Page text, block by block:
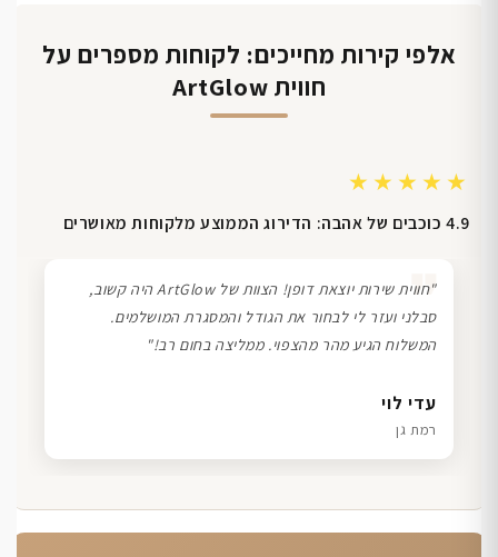
אלפי קירות מחייכים: לקוחות מספרים על
חווית ArtGlow
★★★★★
4.9 כוכבים של אהבה: הדירוג הממוצע מלקוחות מאושרים
שרון כהן
תל אביב
❞
"חווית שירות יוצאת דופן! הצוות של ArtGlow היה קשוב,
סבלני ועזר לי לבחור את הגודל והמסגרת המושלמים.
המשלוח הגיע מהר מהצפוי. ממליצה בחום רב!"
עדי לוי
רמת גן
דנה גל
חיפה
ליאת ויוסי מ.
הוד השרון